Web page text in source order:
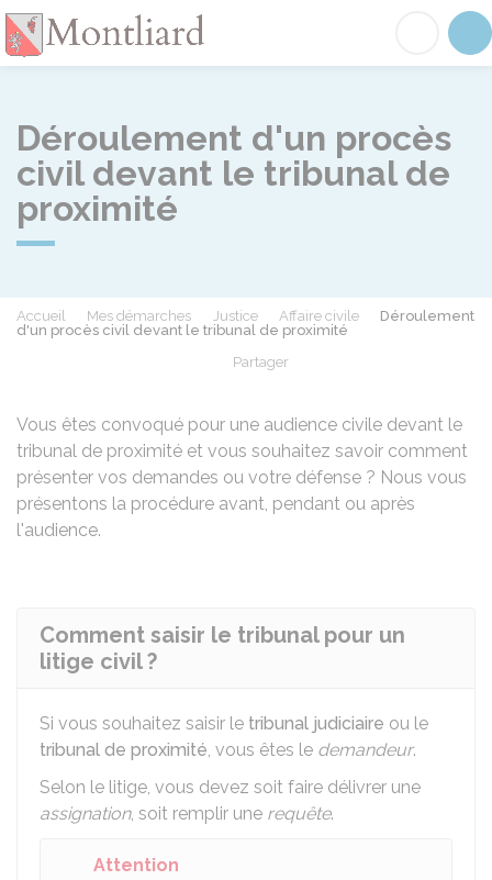
Déroulement d'un procès
civil devant le tribunal de
proximité
Accueil Mes démarches Justice Affaire civile
Déroulement
d'un procès civil devant le tribunal de proximité
Partager
Vous êtes convoqué pour une audience civile devant le
tribunal de proximité et vous souhaitez savoir comment
présenter vos demandes ou votre défense ? Nous vous
présentons la procédure avant, pendant ou après
l'audience.
Comment saisir le tribunal pour un
litige civil ?
Si vous souhaitez saisir le tribunal judiciaire ou le
tribunal de proximité, vous êtes le demandeur.
Selon le litige, vous devez soit faire délivrer une
assignation, soit remplir une requête.
Attention